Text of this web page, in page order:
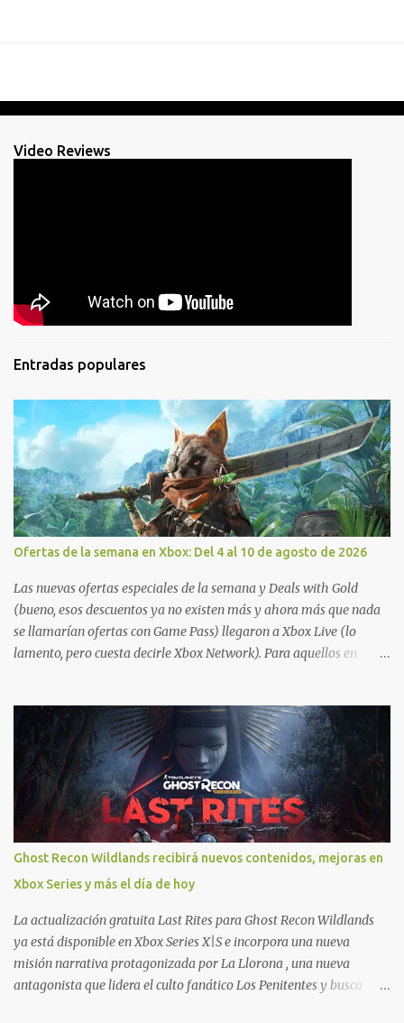
Video Reviews
Entradas populares
Ofertas de la semana en Xbox: Del 4 al 10 de agosto de 2026
Las nuevas ofertas especiales de la semana y Deals with Gold
(bueno, esos descuentos ya no existen más y ahora más que nada
se llamarían ofertas con Game Pass) llegaron a Xbox Live (lo
lamento, pero cuesta decirle Xbox Network). Para aquellos en
jugarlos y mantener un progreso compartido en Windows PC y
Xbox, y tenemos un listado de juegos compatibles por acá . ¿Aún
necesitas una mano con las compras? Tenemos un tutorial extenso
o en vídeo para que se quiten todas las dudas generales de cómo
hacer compras en Xbox . Podes consultar un listado más completo
de promociones desde xbox.com. El post puede tener
actualizaciones regulares o cambios ante cualquier error. Ofertas
- Argentina Ofertas - Chile Ofertas - Colombia Ofertas - México
Ofertas - Estados Unidos Ofertas - España Todas las ofertas de
Xbox One también aplican a Xbox Series, a excepción de los jue...
Ghost Recon Wildlands recibirá nuevos contenidos, mejoras en
Xbox Series y más el día de hoy
La actualización gratuita Last Rites para Ghost Recon Wildlands
ya está disponible en Xbox Series X|S e incorpora una nueva
misión narrativa protagonizada por La Llorona , una nueva
antagonista que lidera el culto fanático Los Penitentes y busca